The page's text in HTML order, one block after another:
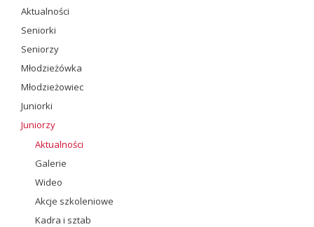
Aktualności
Seniorki
Seniorzy
Młodzieżówka
Młodzieżowiec
Juniorki
Juniorzy
Aktualności
Galerie
Wideo
Akcje szkoleniowe
Kadra i sztab